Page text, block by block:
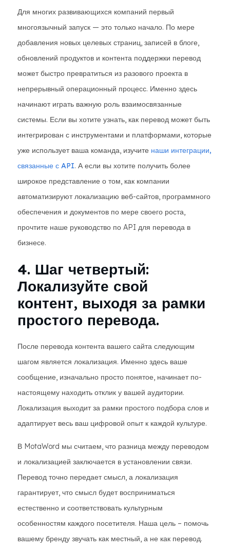
Для многих развивающихся компаний первый
многоязычный запуск — это только начало. По мере
добавления новых целевых страниц, записей в блоге,
обновлений продуктов и контента поддержки перевод
может быстро превратиться из разового проекта в
непрерывный операционный процесс. Именно здесь
начинают играть важную роль взаимосвязанные
системы. Если вы хотите узнать, как перевод может быть
интегрирован с инструментами и платформами, которые
уже использует ваша команда, изучите наши интеграции,
связанные с API. А если вы хотите получить более
широкое представление о том, как компании
автоматизируют локализацию веб-сайтов, программного
обеспечения и документов по мере своего роста,
прочтите наше руководство по API для перевода в
бизнесе.
4. Шаг четвертый:
Локализуйте свой
контент, выходя за рамки
простого перевода.
После перевода контента вашего сайта следующим
шагом является локализация. Именно здесь ваше
сообщение, изначально просто понятое, начинает по-
настоящему находить отклик у вашей аудитории.
Локализация выходит за рамки простого подбора слов и
адаптирует весь ваш цифровой опыт к каждой культуре.
В MotaWord мы считаем, что разница между переводом
и локализацией заключается в установлении связи.
Перевод точно передает смысл, а локализация
гарантирует, что смысл будет восприниматься
естественно и соответствовать культурным
особенностям каждого посетителя. Наша цель – помочь
вашему бренду звучать как местный, а не как перевод.